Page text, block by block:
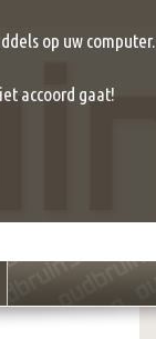
op uw computer.
accoord gaat!